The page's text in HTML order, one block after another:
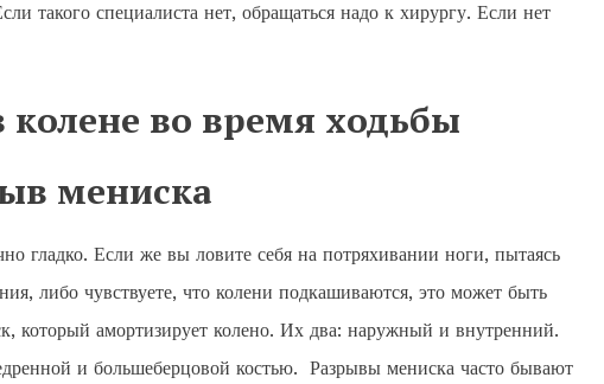
такого специалиста нет, обращаться надо к хирургу. Если нет
во время ходьбы
мениска
гладко. Если же вы ловите себя на потряхивании ноги, пытаясь
либо чувствуете, что колени подкашиваются, это может быть
амортизирует колено. Их два: наружный и внутренний.
и большеберцовой костью. Разрывы мениска часто бывают